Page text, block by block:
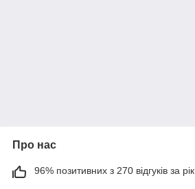
Про нас
96% позитивних з 270 відгуків за рік